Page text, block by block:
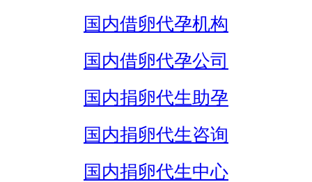
国内借卵代孕机构
国内借卵代孕公司
国内捐卵代生助孕
国内捐卵代生咨询
国内捐卵代生中心